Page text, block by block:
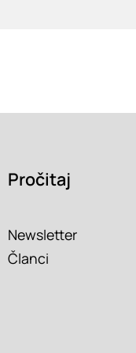
Pročitaj
Newsletter
Članci